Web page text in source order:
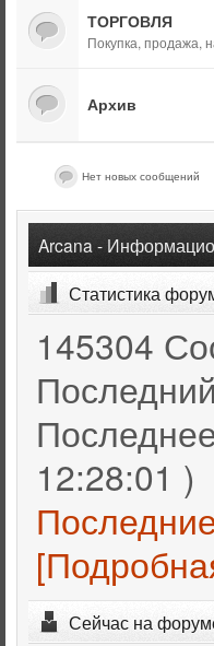
ТОРГОВЛЯ
Покупка, продажа,
Архив
Нет новых сообщений
Arcana -
Статистика
145304
12:28:01 )
Сейчас на